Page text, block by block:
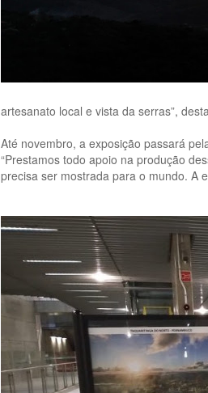
artesanato local e vista da serras”,
Até novembro, a exposição passará
“Prestamos todo apoio na produção
precisa ser mostrada para o mundo. A